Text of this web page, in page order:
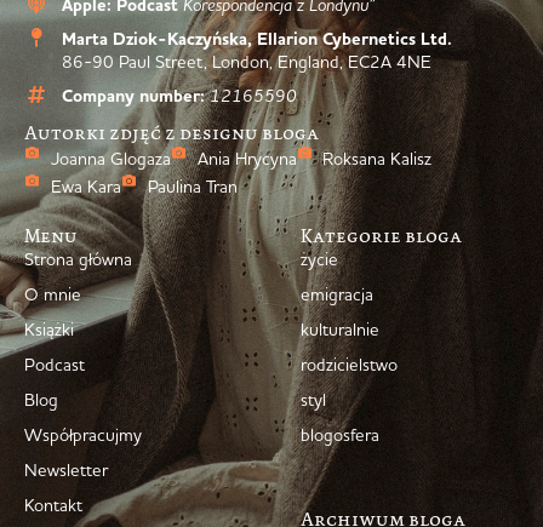
Apple: Podcast Korespondencja z Londynu”
Marta Dziok-Kaczyńska, Ellarion Cybernetics Ltd.
86-90 Paul Street, London, England, EC2A 4NE
Company number: 12165590
Autorki zdjęć z designu bloga
Joanna Glogaza Ania Hrycyna
Roksana Kalisz
Ewa Kara
Paulina Tran
Menu
Strona główna
O mnie
Książki
Podcast
Blog
Współpracujmy
Newsletter
Kontakt
Kategorie bloga
życie
emigracja
kulturalnie
rodzicielstwo
styl
blogosfera
Archiwum bloga